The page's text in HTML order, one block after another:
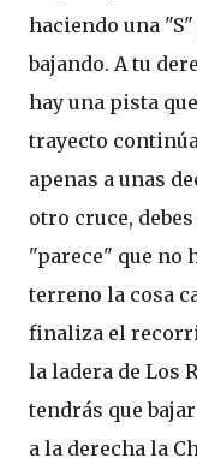
haciendo una
bajando. A tu
hay una pista
trayecto
apenas a unas
otro cruce,
"parece" que no
terreno la cosa
finaliza el
la ladera de Los
tendrás que
a la derecha la